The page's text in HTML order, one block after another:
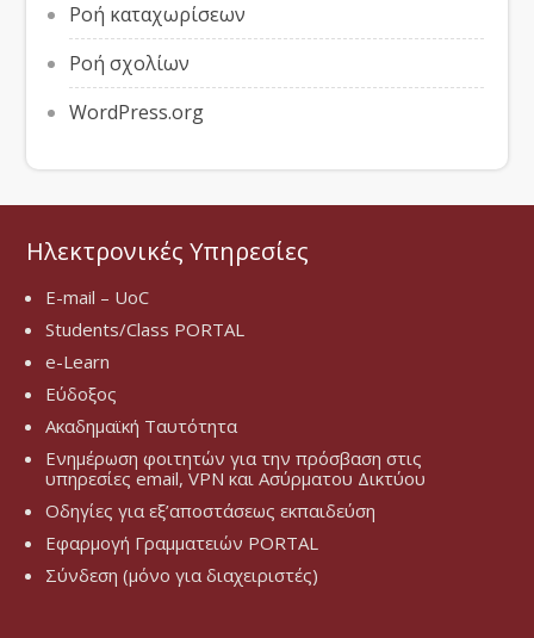
Ροή καταχωρίσεων
Ροή σχολίων
WordPress.org
Ηλεκτρονικές Υπηρεσίες
E-mail – UoC
Students/Class PORTAL
e-Learn
Εύδοξος
Ακαδημαϊκή Ταυτότητα
Ενημέρωση φοιτητών για την πρόσβαση στις
υπηρεσίες email, VPN και Ασύρματου Δικτύου
Οδηγίες για εξ’αποστάσεως εκπαιδεύση
Εφαρμογή Γραμματειών PORTAL
Σύνδεση (μόνο για διαχειριστές)